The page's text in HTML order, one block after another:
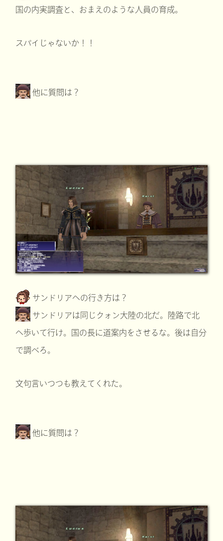
国の内実調査と、おまえのような人員の育成。
スパイじゃないか！！
他に質問は？
サンドリアへの行き方は？
サンドリアは同じクォン大陸の北だ。陸路で北
へ歩いて行け。国の長に道案内をさせるな。後は自分
で調べろ。
文句言いつつも教えてくれた。
他に質問は？